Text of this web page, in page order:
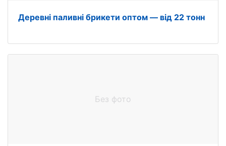
Деревні паливні брикети оптом — від 22 тонн
Без фото